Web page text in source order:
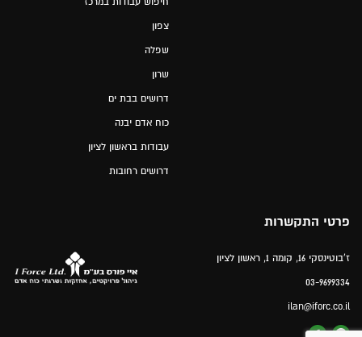
צפון
שפלה
שרון
דרושים בבת ים
כוח אדם יבנה
עבודות בראשון לציון
דרושים רחובות
פרטי התקשרות
ז'בוטינסקי 16, קומה 1, ראשון לציון
03-9699334
ilan@iforc.co.il